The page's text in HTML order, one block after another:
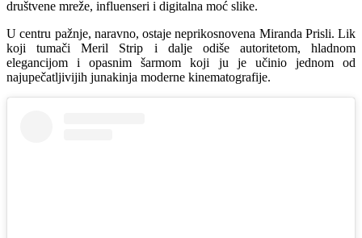
društvene mreže, influenseri i digitalna moć slike.
U centru pažnje, naravno, ostaje neprikosnovena Miranda Prisli. Lik
koji tumači Meril Strip i dalje odiše autoritetom, hladnom
elegancijom i opasnim šarmom koji ju je učinio jednom od
najupečatljivijih junakinja moderne kinematografije.